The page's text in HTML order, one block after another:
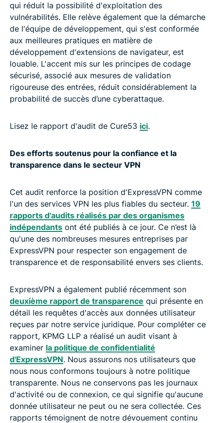
qui réduit la possibilité d'exploitation des
vulnérabilités. Elle relève également que la démarche
de l'équipe de développement, qui s'est conformée
aux meilleures pratiques en matière de
développement d'extensions de navigateur, est
louable. L'accent mis sur les principes de codage
sécurisé, associé aux mesures de validation
rigoureuse des entrées, réduit considérablement la
probabilité de succès d’une cyberattaque.
Lisez le rapport d'audit de Cure53 ici.
Des efforts soutenus pour la confiance et la
transparence dans le secteur VPN
Cet audit renforce la position d'ExpressVPN comme
l'un des services VPN les plus fiables du secteur. 19
rapports d'audits réalisés par des organismes
indépendants ont été publiés à ce jour. Ce n’est là
qu'une des nombreuses mesures entreprises par
ExpressVPN pour respecter son engagement de
transparence et de responsabilité envers ses clients.
ExpressVPN a également publié récemment son
deuxième rapport de transparence qui présente en
détail les requêtes d'accès aux données utilisateur
reçues par notre service juridique. Pour compléter ce
rapport, KPMG LLP a réalisé un audit visant à
examiner la politique de confidentialité
d'ExpressVPN. Nous assurons nos utilisateurs que
nous nous conformons toujours à notre politique
transparente. Nous ne conservons pas les journaux
d'activité ou de connexion, ce qui signifie qu'aucune
donnée utilisateur ne peut ou ne sera collectée. Ces
rapports témoignent de notre dévouement continu